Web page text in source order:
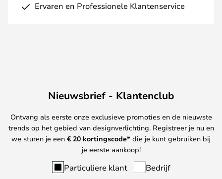
Ervaren en Professionele Klantenservice
Nieuwsbrief - Klantenclub
Ontvang als eerste onze exclusieve promoties en de nieuwste
trends op het gebied van designverlichting. Registreer je nu en
we sturen je een € 20 kortingscode* die je kunt gebruiken bij
je eerste aankoop!
Particuliere klant Bedrijf